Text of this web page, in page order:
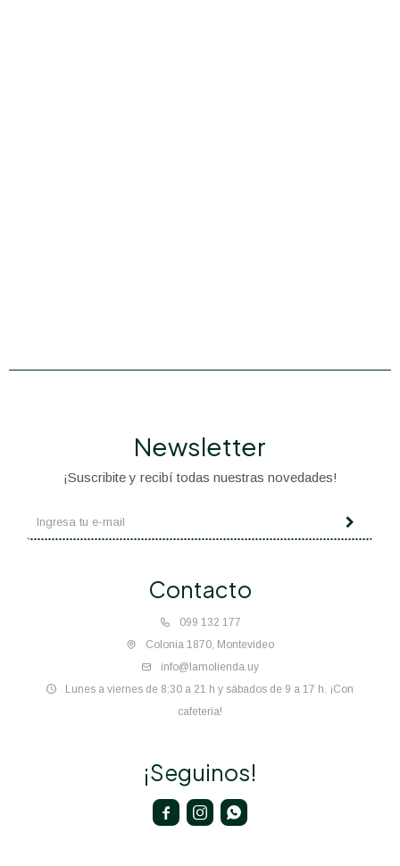
Contacto
099 132 177
Colonia 1870, Montevideo
info@lamolienda.uy
Lunes a viernes de 8:30 a 21 h y sábados de 9 a 17 h. ¡Con
cafetería!
Newsletter
¡Suscribite y recibí todas nuestras novedades!
¡Seguinos!
  